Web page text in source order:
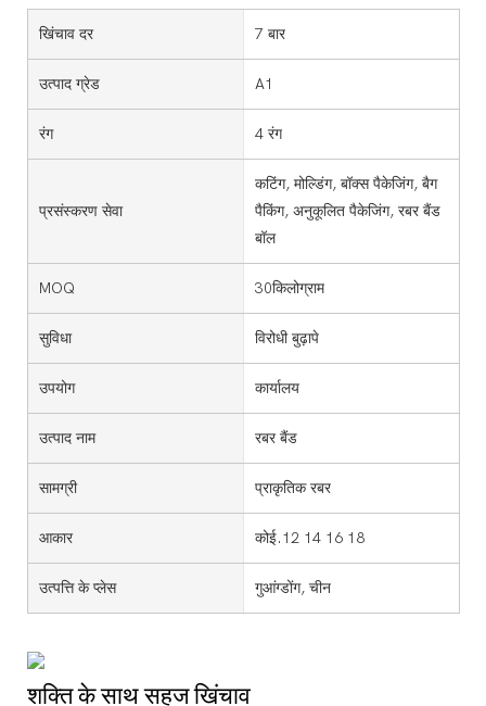
खिंचाव दर 7 बार
उत्पाद ग्रेड A1
रंग 4 रंग
प्रसंस्करण सेवा
कटिंग, मोल्डिंग, बॉक्स पैकेजिंग, बैग
पैकिंग, अनुकूलित पैकेजिंग, रबर बैंड
बॉल
MOQ 30किलोग्राम
सुविधा विरोधी बुढ़ापे
उपयोग कार्यालय
उत्पाद नाम रबर बैंड
सामग्री प्राकृतिक रबर
आकार कोई.12 14 16 18
उत्पत्ति के प्लेस गुआंग्डोंग, चीन
शक्ति के साथ सहज खिंचाव